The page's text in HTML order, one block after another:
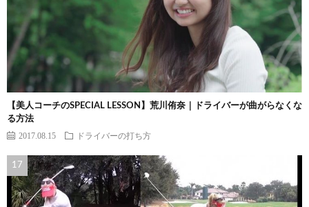
【美人コーチのSPECIAL LESSON】荒川侑奈｜ドライバーが曲がらなくな
る方法
2017.08.15 ドライバーの打ち方